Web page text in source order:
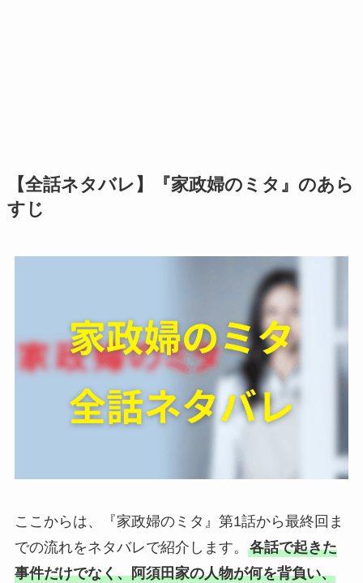
【全話ネタバレ】『家政婦のミタ』のあら
すじ
ここからは、『家政婦のミタ』第1話から最終回ま
での流れをネタバレで紹介します。 各話で起きた
事件だけでなく、阿須田家の人物が何を背負い、